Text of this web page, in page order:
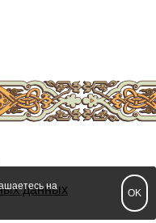
данных
на
OK